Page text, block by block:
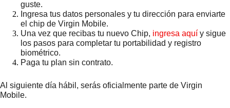
guste.
Ingresa tus datos personales y tu dirección para enviarte
el chip de Virgin Mobile.
Una vez que recibas tu nuevo Chip, ingresa aquí y sigue
los pasos para completar tu portabilidad y registro
biométrico.
Paga tu plan sin contrato.
Al siguiente día hábil, serás oficialmente parte de Virgin
Mobile.